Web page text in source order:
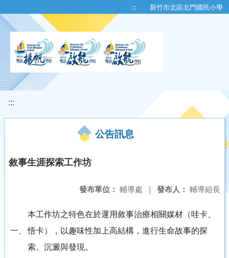
::: 新竹市北區北門國民小學
:::
公告訊息
敘事生涯探索工作坊
發布人： 輔導組長
發布單位： 輔導處 |
一、
本工作坊之特色在於運用敘事治療相關媒材（哇卡、
悟卡），以趣味性加上高結構，進行生命故事的探
索、沉澱與發現。